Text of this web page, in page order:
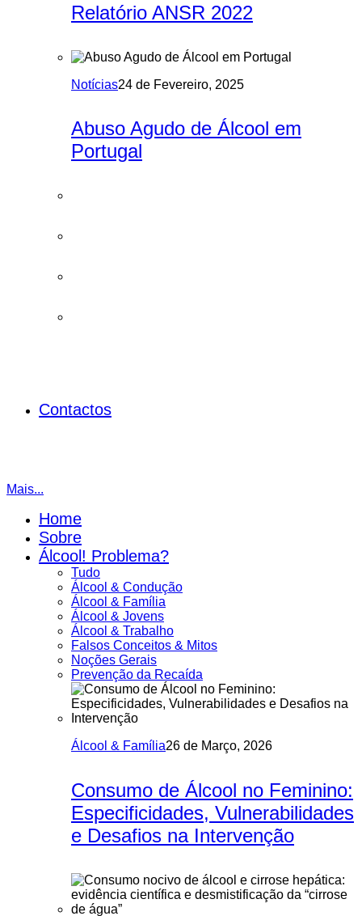
Relatório ANSR 2022
Notícias24 de Fevereiro, 2025
Abuso Agudo de Álcool em
Portugal
Contactos
Mais...
Home
Sobre
Álcool! Problema?
Tudo
Álcool & Condução
Álcool & Família
Álcool & Jovens
Álcool & Trabalho
Falsos Conceitos & Mitos
Noções Gerais
Prevenção da Recaída
Álcool & Família26 de Março, 2026
Consumo de Álcool no Feminino:
Especificidades, Vulnerabilidades
e Desafios na Intervenção